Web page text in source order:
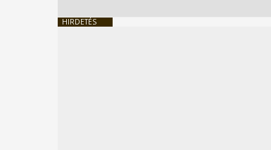
HIRDETÉS